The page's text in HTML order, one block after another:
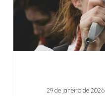
reivindicar
sustenta
29 de janeiro de 2026